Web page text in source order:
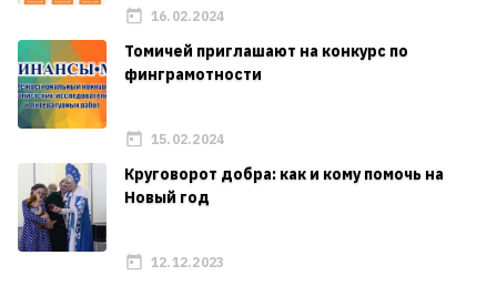
16.02.2024
Томичей приглашают на конкурс по
финграмотности
15.02.2024
Круговорот добра: как и кому помочь на
Новый год
12.12.2023